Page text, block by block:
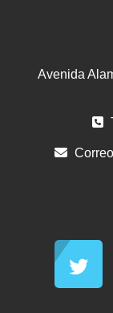
Avenida